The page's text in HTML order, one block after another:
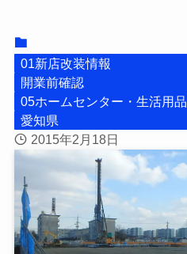
01新店改装情報
開業前確認
05ホームセンター・生活用品
愛知県
2015年2月18日